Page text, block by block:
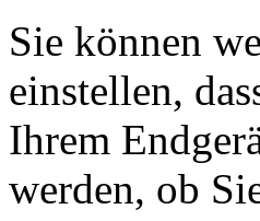
Sie können
einstellen,
Ihrem
werden, ob